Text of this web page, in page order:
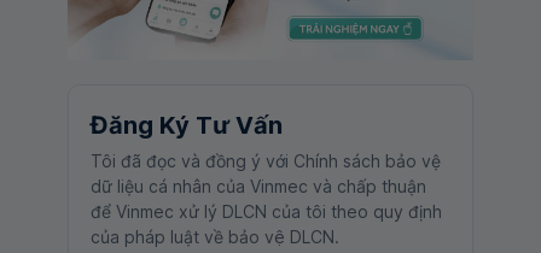
Đăng Ký Tư Vấn
Tôi đã đọc và đồng ý với Chính sách bảo vệ
dữ liệu cá nhân của Vinmec và chấp thuận
để Vinmec xử lý DLCN của tôi theo quy định
của pháp luật về bảo vệ DLCN.